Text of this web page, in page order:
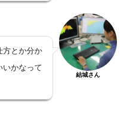
方とか分か
いかなって
結城さん